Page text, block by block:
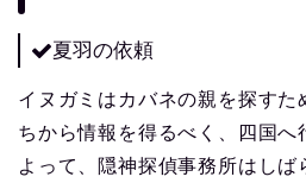
夏羽の依頼
イヌガミはカバネの親を探すた
ちから情報を得るべく、四国へ
よって、隠神探偵事務所はしば